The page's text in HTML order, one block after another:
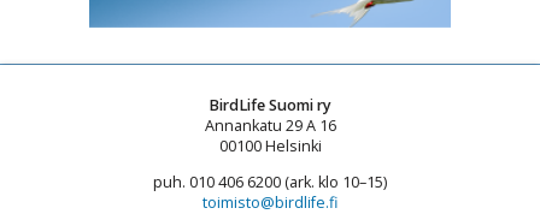
BirdLife Suomi ry
Annankatu 29 A 16
00100 Helsinki
puh. 010 406 6200 (ark. klo 10–15)
toimisto@birdlife.fi